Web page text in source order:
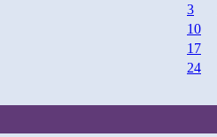
3
10
17
24